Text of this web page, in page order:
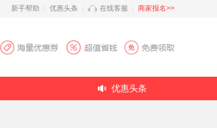
新手帮助 优惠头条 在线客服 商家报名>>
优惠头条